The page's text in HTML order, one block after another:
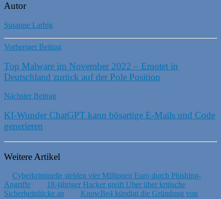
Autor
Susanne Larbig
Vorheriger Beitrag
Top Malware im November 2022 – Emotet in
Deutschland zurück auf der Pole Position
Nächster Beitrag
KI-Wunder ChatGPT kann bösartige E-Mails und Code
generieren
Weitere Artikel
Cyberkriminelle stehlen vier Millionen Euro durch Phishing-
Angriffe
18-jähriger Hacker greift Uber über kritische
Sicherheitslücke an
KnowBe4 kündigt die Gründung von